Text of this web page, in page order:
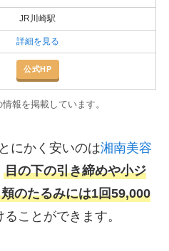
JR川崎駅
詳細を見る
公式HP
報を掲載しています。
にかく安いのは湘南美容
目の下の引き締めや小ジ
頬のたるみには1回59,000
ることができます。